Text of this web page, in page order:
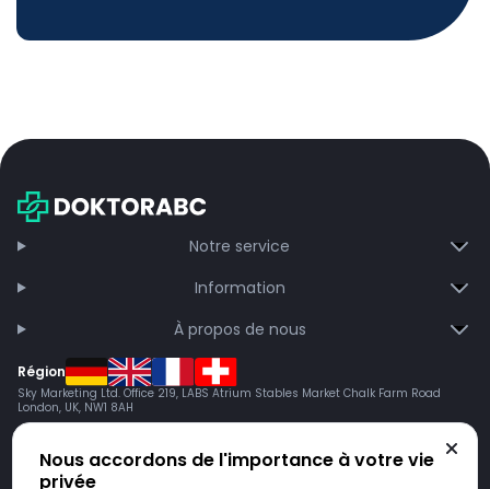
Notre service
Information
À propos de nous
Région
Sky Marketing Ltd. Office 219, LABS Atrium Stables Market Chalk Farm Road
London, UK, NW1 8AH
Nous accordons de l'importance à votre vie
privée